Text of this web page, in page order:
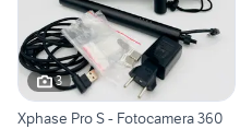
3
Xphase Pro S - Fotocamera 360